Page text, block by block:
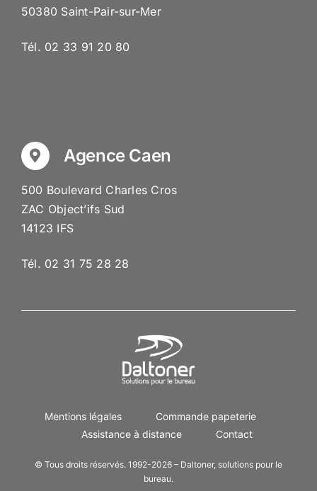
50380 Saint-Pair-sur-Mer
Tél. 02 33 91 20 80
Agence Caen
500 Boulevard Charles Cros
ZAC Object’ifs Sud
14123 IFS
Tél. 02 31 75 28 28
Mentions légales
Commande papeterie
Assistance à distance
Contact
© Tous droits réservés. 1992-2026 – Daltoner, solutions pour le
bureau.